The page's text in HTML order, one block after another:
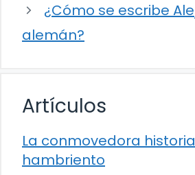
¿Cómo se escribe
alemán?
Artículos
La conmovedora
hambriento